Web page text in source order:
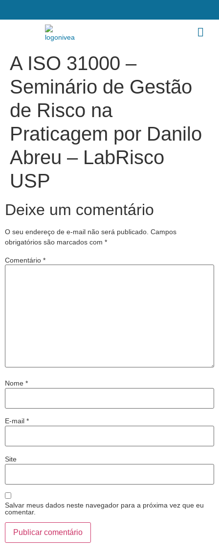
A ISO 31000 –
Seminário de Gestão
de Risco na
Praticagem por Danilo
Abreu – LabRisco
USP
Deixe um comentário
O seu endereço de e-mail não será publicado. Campos
obrigatórios são marcados com *
Comentário *
Nome *
E-mail *
Site
Salvar meus dados neste navegador para a próxima vez que eu
comentar.